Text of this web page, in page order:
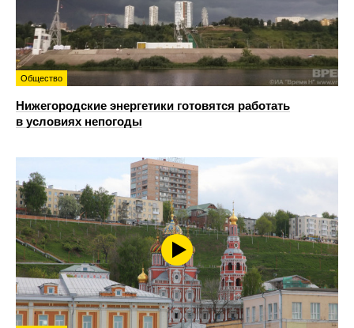
Общество
Нижегородские энергетики готовятся работать
в условиях непогоды